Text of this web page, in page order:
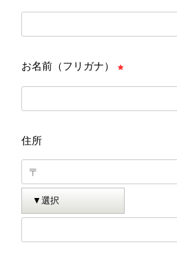
お名前（フリガナ）
住所